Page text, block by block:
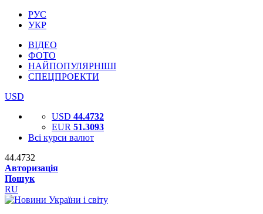
РУС
УКР
ВІДЕО
ФОТО
НАЙПОПУЛЯРНІШІ
СПЕЦПРОЕКТИ
USD
USD 44.4732
EUR 51.3093
Всі курси валют
44.4732
Авторизація
Пошук
RU